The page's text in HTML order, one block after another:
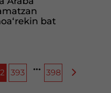
bat
393 398